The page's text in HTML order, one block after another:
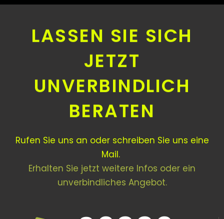
LASSEN SIE SICH
JETZT
UNVERBINDLICH
BERATEN
Rufen Sie uns an oder schreiben Sie uns eine
Mail.
Erhalten Sie jetzt weitere Infos oder ein
unverbindliches Angebot.